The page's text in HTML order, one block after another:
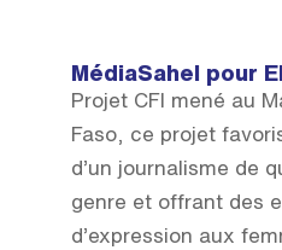
MédiaSahel pour
Projet CFI mené au
Faso, ce projet
d’un journalisme de
genre et offrant des
d’expression aux